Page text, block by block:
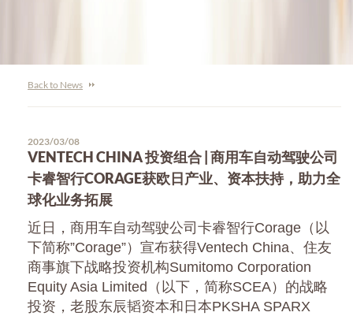
Back to News
2023/03/08
VENTECH CHINA 投资组合 | 商用车自动驾驶公司
卡睿智行CORAGE获欧日产业、资本扶持，助力全
球化业务拓展
近日，商用车自动驾驶公司卡睿智行Corage（以
下简称”Corage”）宣布获得Ventech China、住友
商事旗下战略投资机构Sumitomo Corporation
Equity Asia Limited（以下，简称SCEA）的战略
投资，老股东辰韬资本和日本PKSHA SPARX